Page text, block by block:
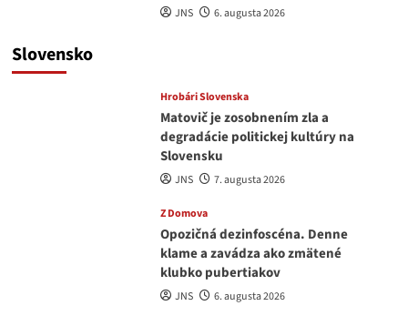
JNS 6. augusta 2026
Slovensko
Hrobári Slovenska
Matovič je zosobnením zla a
degradácie politickej kultúry na
Slovensku
JNS 7. augusta 2026
Z Domova
Opozičná dezinfoscéna. Denne
klame a zavádza ako zmätené
klubko pubertiakov
JNS 6. augusta 2026